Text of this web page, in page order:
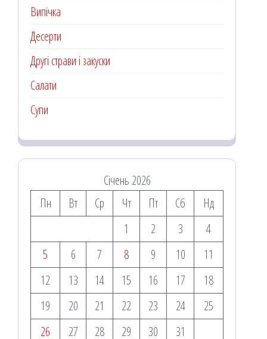
Випічка
Десерти
Другі страви і закуски
Салати
Супи
Січень 2026
Пн
Вт Ср Чт Пт Сб
Нд
1
2 3
4
5
6 7 8 9 10
11
12
13 14 15 16 17
18
19
20 21 22 23 24
25
26
27 28 29 30 31